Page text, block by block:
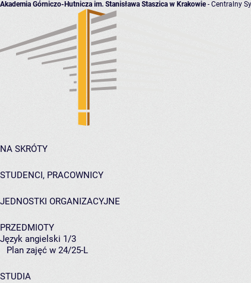
Akademia Górniczo-Hutnicza im. Stanisława Staszica w Krakowie- Centralny
NA SKRÓTY
STUDENCI, PRACOWNICY
JEDNOSTKI ORGANIZACYJNE
PRZEDMIOTY
Język angielski 1/3
Plan zajęć w 24/25-L
STUDIA